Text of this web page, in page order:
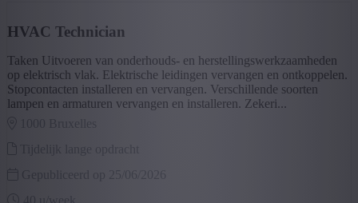
HVAC Technician
Taken Uitvoeren van onderhouds- en herstellingswerkzaamheden
op elektrisch vlak. Elektrische leidingen vervangen en ontkoppelen.
Stopcontacten installeren en vervangen. Verschillende soorten
lampen en armaturen vervangen en installeren. Zekeri...
1000 bruxelles
Tijdelijk lange opdracht
Gepubliceerd op 25/06/2026